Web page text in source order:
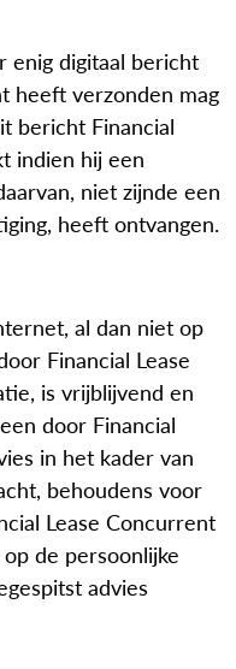
enig digitaal bericht
heeft verzonden mag
bericht Financial
indien hij een
niet zijnde een
heeft ontvangen.
al dan niet op
Financial Lease
is vrijblijvend en
door Financial
in het kader van
behoudens voor
Lease Concurrent
de persoonlijke
advies